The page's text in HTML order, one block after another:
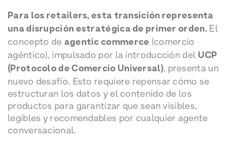
Para los retailers, esta transición representa
una disrupción estratégica de primer orden.El
concepto de agentic commerce (comercio
agéntico), impulsado por la introducción del UCP
(Protocolo de Comercio Universal), presenta un
nuevo desafío. Esto requiere repensar cómo se
estructuran los datos y el contenido de los
productos para garantizar que sean visibles,
legibles y recomendables por cualquier agente
conversacional.